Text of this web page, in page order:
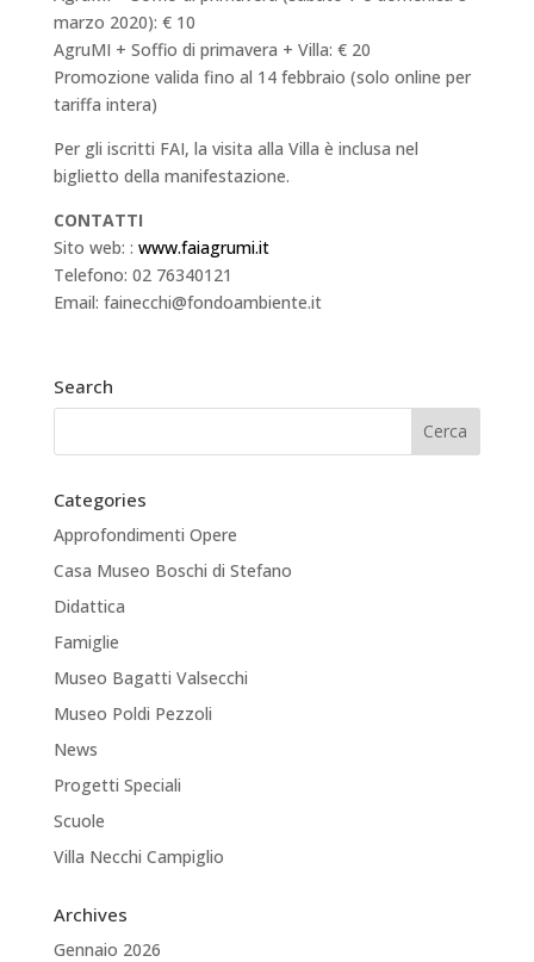
marzo 2020): € 10
AgruMI + Soffio di primavera + Villa: € 20
Promozione valida fino al 14 febbraio (solo online per
tariffa intera)
Per gli iscritti FAI, la visita alla Villa è inclusa nel
biglietto della manifestazione.
CONTATTI
Sito web: : www.faiagrumi.it
Telefono: 02 76340121
Email: fainecchi@fondoambiente.it
Search
Categories
Approfondimenti Opere
Casa Museo Boschi di Stefano
Didattica
Famiglie
Museo Bagatti Valsecchi
Museo Poldi Pezzoli
News
Progetti Speciali
Scuole
Villa Necchi Campiglio
Archives
Gennaio 2026